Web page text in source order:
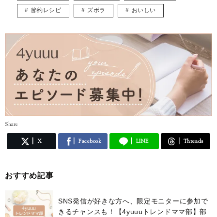
節約レシピ ズボラ おいしい
Share
X Facebook LINE Threads
おすすめ記事
SNS発信が好きな方へ、限定モニターに参加で
きるチャンスも！【4yuuuトレンドママ部】部